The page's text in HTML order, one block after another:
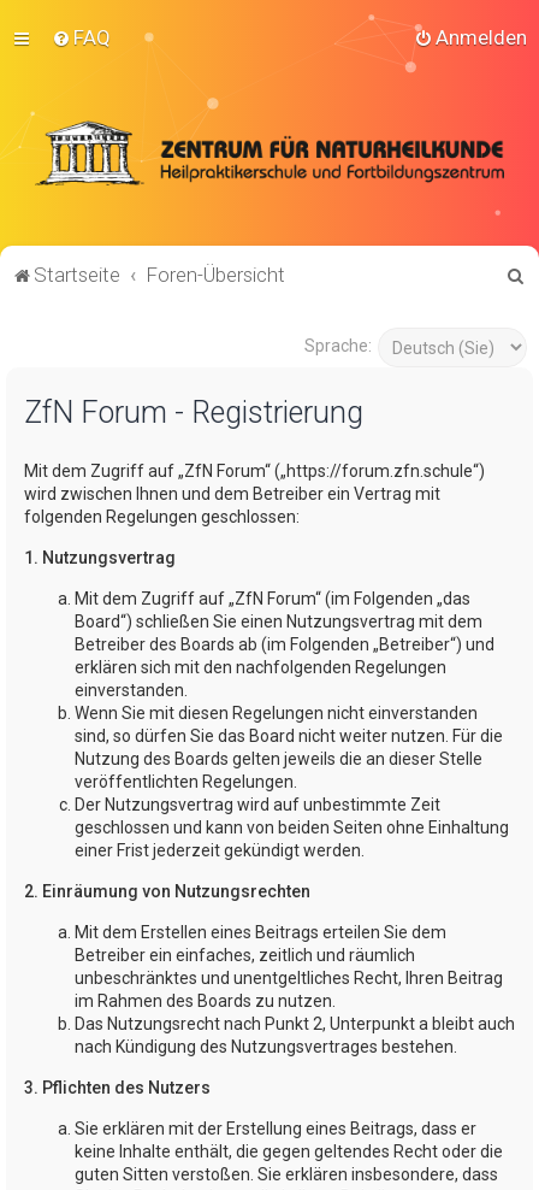
FAQ Anmelden
Startseite Foren-Übersicht
Sprache:
ZfN Forum - Registrierung
Mit dem Zugriff auf „ZfN Forum“ („https://forum.zfn.schule“)
wird zwischen Ihnen und dem Betreiber ein Vertrag mit
folgenden Regelungen geschlossen:
1. Nutzungsvertrag
Mit dem Zugriff auf „ZfN Forum“ (im Folgenden „das
Board“) schließen Sie einen Nutzungsvertrag mit dem
Betreiber des Boards ab (im Folgenden „Betreiber“) und
erklären sich mit den nachfolgenden Regelungen
einverstanden.
Wenn Sie mit diesen Regelungen nicht einverstanden
sind, so dürfen Sie das Board nicht weiter nutzen. Für die
Nutzung des Boards gelten jeweils die an dieser Stelle
veröffentlichten Regelungen.
Der Nutzungsvertrag wird auf unbestimmte Zeit
geschlossen und kann von beiden Seiten ohne Einhaltung
einer Frist jederzeit gekündigt werden.
2. Einräumung von Nutzungsrechten
Mit dem Erstellen eines Beitrags erteilen Sie dem
Betreiber ein einfaches, zeitlich und räumlich
unbeschränktes und unentgeltliches Recht, Ihren Beitrag
im Rahmen des Boards zu nutzen.
Das Nutzungsrecht nach Punkt 2, Unterpunkt a bleibt auch
nach Kündigung des Nutzungsvertrages bestehen.
3. Pflichten des Nutzers
Sie erklären mit der Erstellung eines Beitrags, dass er
keine Inhalte enthält, die gegen geltendes Recht oder die
guten Sitten verstoßen. Sie erklären insbesondere, dass